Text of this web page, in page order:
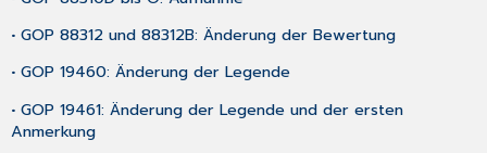
• GOP 88312 und 88312B: Änderung der Bewertung
• GOP 19460: Änderung der Legende
• GOP 19461: Änderung der Legende und der ersten
Anmerkung